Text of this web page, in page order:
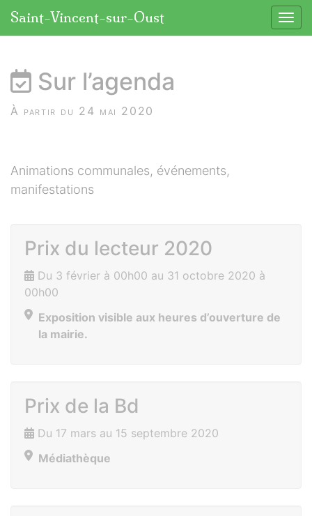
Saint-Vincent-sur-Oust
Sur l’agenda
À partir du 24 mai 2020
Animations communales, événements,
manifestations
Prix du lecteur 2020
Du 3 février à 00h00 au 31 octobre 2020 à
00h00
Exposition visible aux heures d’ouverture de
la mairie.
Prix de la Bd
Du 17 mars au 15 septembre 2020
Médiathèque
Panneau de gestion des cookies